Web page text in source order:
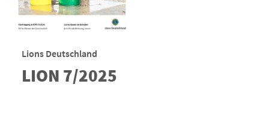
Lions Deutschland
LION 7/2025